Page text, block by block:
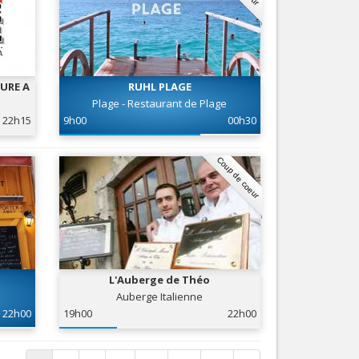
A
22h15
RUHL PLAGE
Plage - Restaurant de Plage
9h00
00h30
22h00
Coup de coeur
L'Auberge de Théo
Auberge Italienne
19h00
22h00